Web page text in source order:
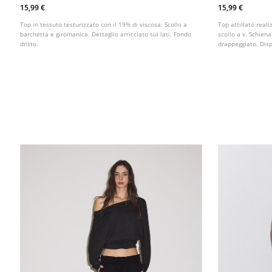
15,99 €
Top in tessuto testurizzato con il 19% di viscosa. Scollo a
barchetta e giromanica. Dettaglio arricciato sui lati. Fondo
dritto.
15,99 €
Top attillato
scollo a v.
drappeggiato.